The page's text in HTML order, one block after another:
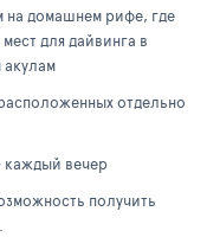
на домашнем рифе, где
для дайвинга в
акулам
отдельно
каждый вечер
получить